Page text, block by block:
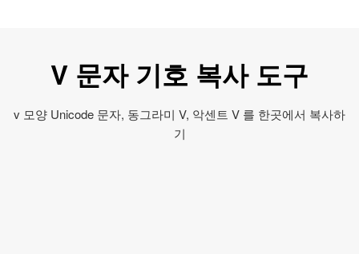
V 문자 기호 복사 도구
v 모양 Unicode 문자, 동그라미 V, 악센트 V 를 한곳에서 복사하
기